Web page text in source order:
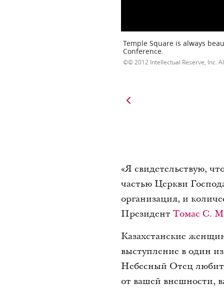
Temple Square is always
Conference.
© 2012 Intellectual Reserve, Inc.
«Я свидетельствую,
частью Церкви
организация, и
Президент Томас С.
Казахстанские
выступление в один
Небесный Отец любит
от вашей внешности,